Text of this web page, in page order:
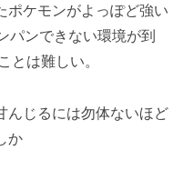
ポケモンがよっぽど強い
パンできない環境が到
とは難しい。
んじるには勿体ないほど
か